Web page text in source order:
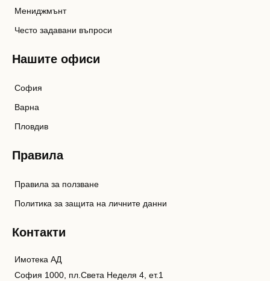
Мениджмънт
Често задавани въпроси
Нашите офиси
София
Варна
Пловдив
Правила
Правила за ползване
Политика за защита на личните данни
Контакти
Имотека АД
София 1000, пл.Света Неделя 4, ет.1